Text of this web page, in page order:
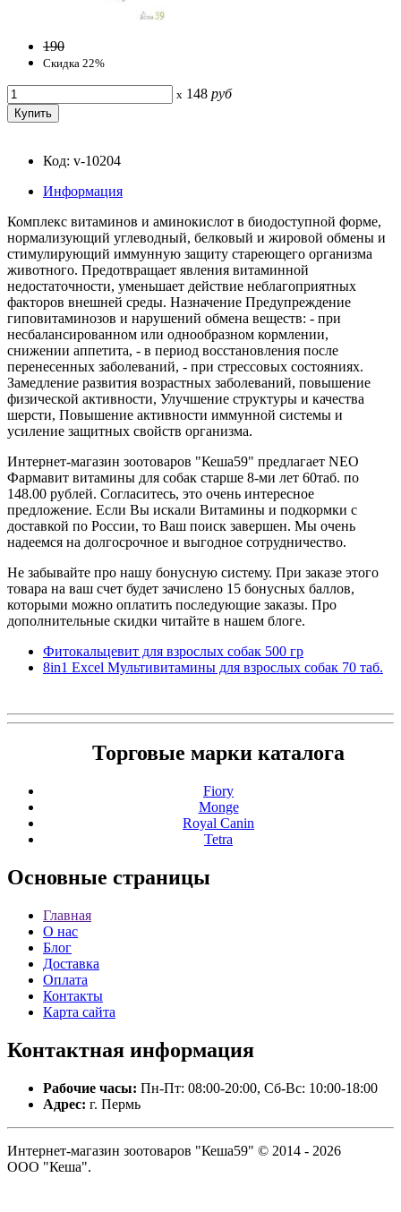
190
Скидка 22%
x 148 руб
Код: v-10204
Информация
Комплекс витаминов и аминокислот в биодоступной форме,
нормализующий углеводный, белковый и жировой обмены и
стимулирующий иммунную защиту стареющего организма
животного. Предотвращает явления витаминной
недостаточности, уменьшает действие неблагоприятных
факторов внешней среды. Назначение Предупреждение
гиповитаминозов и нарушений обмена веществ: - при
несбалансированном или однообразном кормлении,
снижении аппетита, - в период восстановления после
перенесенных заболеваний, - при стрессовых состояниях.
Замедление развития возрастных заболеваний, повышение
физической активности, Улучшение структуры и качества
шерсти, Повышение активности иммунной системы и
усиление защитных свойств организма.
Интернет-магазин зоотоваров "Кеша59" предлагает NEO
Фармавит витамины для собак старше 8-ми лет 60таб. по
148.00 рублей. Согласитесь, это очень интересное
предложение. Если Вы искали Витамины и подкормки с
доставкой по России, то Ваш поиск завершен. Мы очень
надеемся на долгосрочное и выгодное сотрудничество.
Не забывайте про нашу бонусную систему. При заказе этого
товара на ваш счет будет зачислено 15 бонусных баллов,
которыми можно оплатить последующие заказы. Про
дополнительные скидки читайте в нашем блоге.
Фитокальцевит для взрослых собак 500 гр
8in1 Excel Мультивитамины для взрослых собак 70 таб.
Торговые марки каталога
Fiory
Monge
Royal Canin
Tetra
Основные страницы
Главная
О нас
Блог
Доставка
Оплата
Контакты
Карта сайта
Контактная информация
Рабочие часы: Пн-Пт: 08:00-20:00, Сб-Вс: 10:00-18:00
Адрес: г. Пермь
Интернет-магазин зоотоваров "Кеша59" © 2014 - 2026
ООО "Кеша".